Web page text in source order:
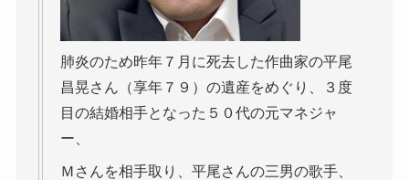
肺炎のため昨年７月に死去した作曲家の平尾
昌晃さん（享年７９）の遺産をめぐり、３度
目の結婚相手となった５０代の元マネジャ
ー、
Ｍさんを相手取り、平尾さんの三男の歌手、